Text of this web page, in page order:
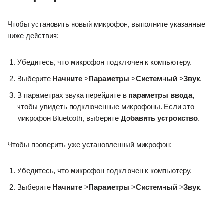
Чтобы установить новый микрофон, выполните указанные
ниже действия:
Убедитесь, что микрофон подключен к компьютеру.
Выберите Начните >Параметры >Системный >Звук.
В параметрах звука перейдите в параметры ввода,
чтобы увидеть подключенные микрофоны. Если это
микрофон Bluetooth, выберите Добавить устройство.
Чтобы проверить уже установленный микрофон:
Убедитесь, что микрофон подключен к компьютеру.
Выберите Начните >Параметры >Системный >Звук.